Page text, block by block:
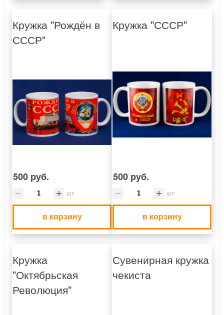
Кружка "Рождён в
СССР"
500 руб.
шт
в корзину
Кружка "СССР"
500 руб.
шт
в корзину
Кружка
"Октябрьская
Революция"
Сувенирная кружка
чекиста